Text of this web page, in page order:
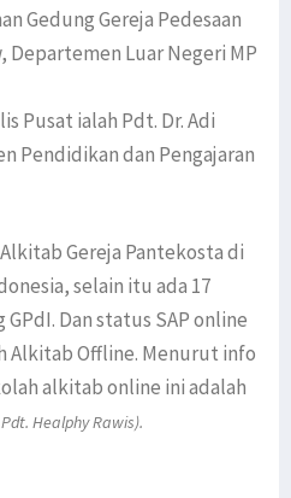
Gedung Gereja Pedesaan
Departemen Luar Negeri MP
Pusat ialah Pdt. Dr. Adi
Pendidikan dan Pengajaran
Gereja Pantekosta di
selain itu ada 17
Dan status SAP online
Alkitab Offline. Menurut info
alkitab online ini adalah
Healphy Rawis).